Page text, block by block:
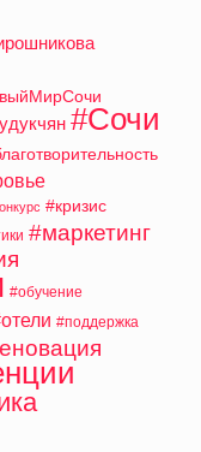
#Сочи
#кризис
#маркетинг
#обучение
#поддержка